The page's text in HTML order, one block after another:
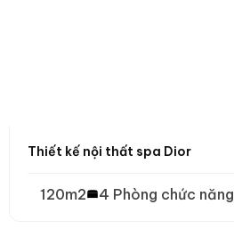
Thiết kế nội thất spa Dior
120m2 4 Phòng chức năng